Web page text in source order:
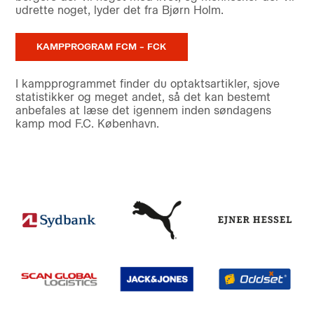
udrette noget, lyder det fra Bjørn Holm.
KAMPPROGRAM FCM – FCK
I kampprogrammet finder du optaktsartikler, sjove
statistikker og meget andet, så det kan bestemt
anbefales at læse det igennem inden søndagens
kamp mod F.C. København.